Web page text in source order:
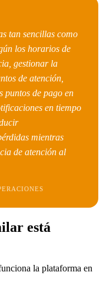
tan sencillas como
los horarios de
gestionar la
de atención,
puntos de pago en
en tiempo
mientras
de atención al
está
la plataforma en